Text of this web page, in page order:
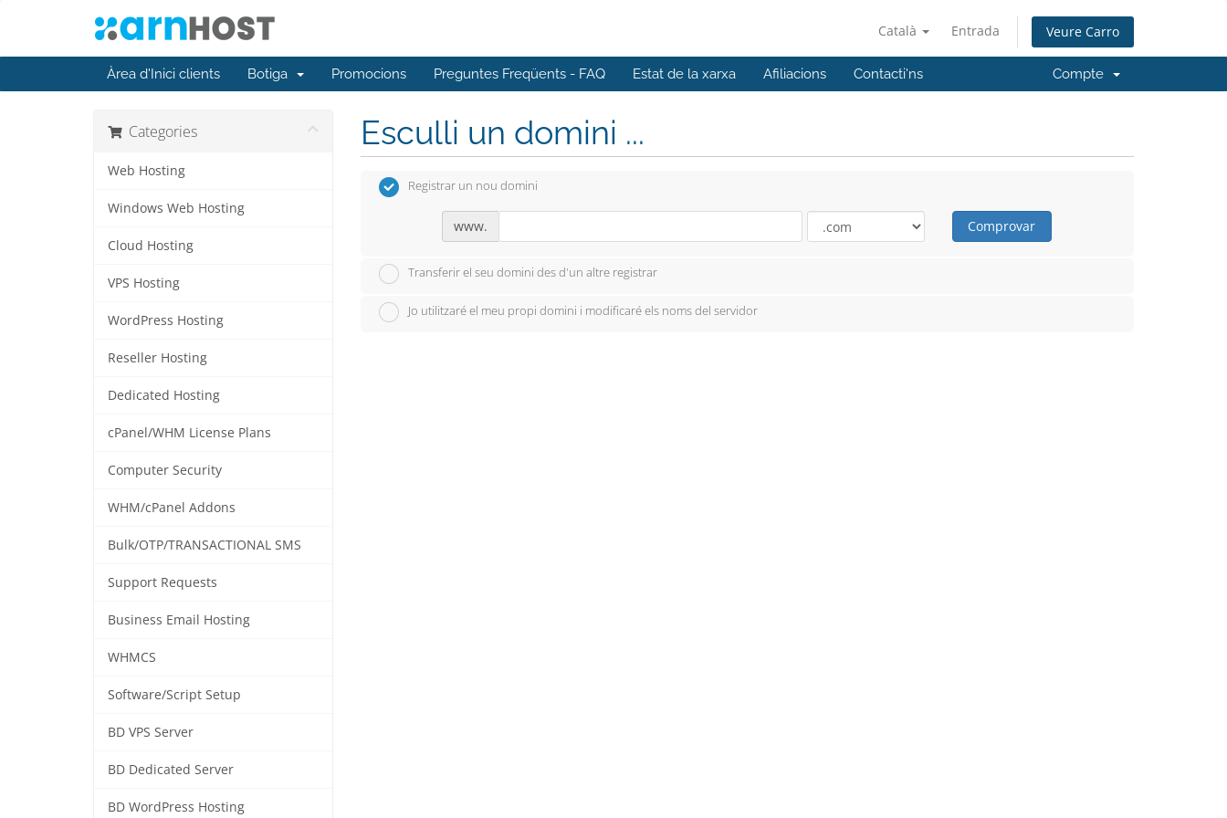
Català Entrada Veure Carro
Àrea d'Inici clients Botiga Promocions Preguntes Freqüents - FAQ Estat de la xarxa Afiliacions Contacti'ns Compte
Categories
Web Hosting
Windows Web Hosting
Cloud Hosting
VPS Hosting
WordPress Hosting
Reseller Hosting
Dedicated Hosting
cPanel/WHM License Plans
Computer Security
WHM/cPanel Addons
Bulk/OTP/TRANSACTIONAL SMS
Support Requests
Business Email Hosting
WHMCS
Software/Script Setup
BD VPS Server
BD Dedicated Server
BD WordPress Hosting
Esculli un domini ...
Registrar un nou domini
www. Comprovar
Transferir el seu domini des d'un altre registrar
Jo utilitzaré el meu propi domini i modificaré els noms del servidor